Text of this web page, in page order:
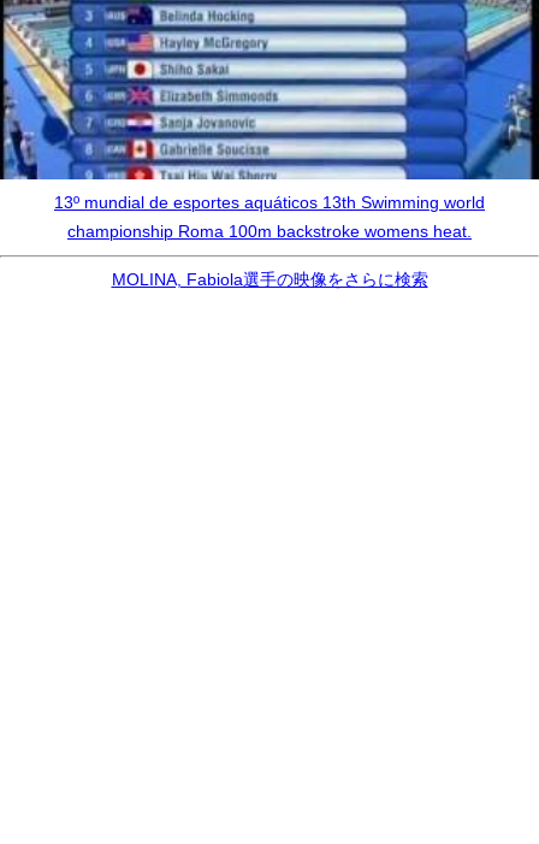
13º mundial de esportes aquáticos 13th Swimming world
championship Roma 100m backstroke womens heat.
MOLINA, Fabiola選手の映像をさらに検索